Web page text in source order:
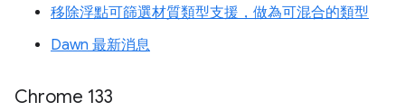
移除浮點可篩選材質類型支援，做為可混合的類型
Dawn 最新消息
Chrome 133